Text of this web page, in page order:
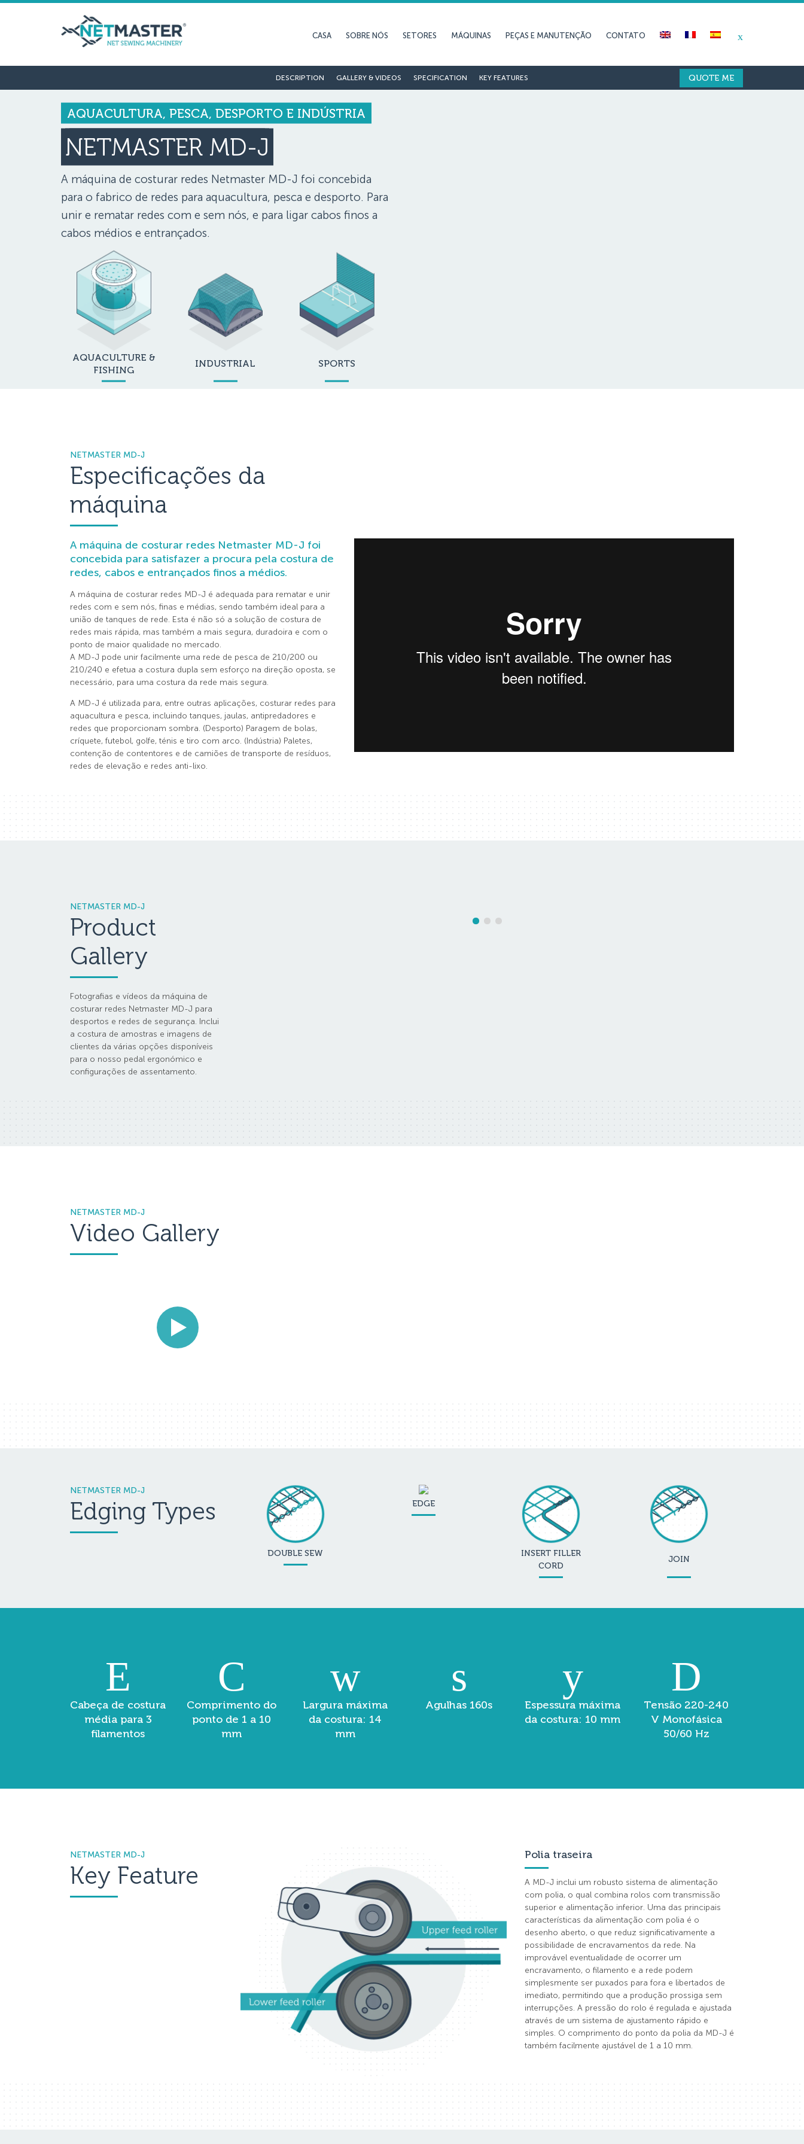
CASA SOBRE NÓS SETORES MÁQUINAS PEÇAS E MANUTENÇÃO CONTATO
DESCRIPTION GALLERY & VIDEOS SPECIFICATION KEY FEATURES QUOTE ME
AQUACULTURA, PESCA, DESPORTO E INDÚSTRIA
NETMASTER MD-J
A máquina de costurar redes Netmaster MD-J foi concebida
para o fabrico de redes para aquacultura, pesca e desporto. Para
unir e rematar redes com e sem nós, e para ligar cabos finos a
cabos médios e entrançados.
AQUACULTURE &
FISHING
INDUSTRIAL SPORTS
NETMASTER MD-J
Especificações da
máquina
A máquina de costurar redes Netmaster MD-J foi
concebida para satisfazer a procura pela costura de
redes, cabos e entrançados finos a médios.
A máquina de costurar redes MD-J é adequada para rematar e unir
redes com e sem nós, finas e médias, sendo também ideal para a
união de tanques de rede. Esta é não só a solução de costura de
redes mais rápida, mas também a mais segura, duradoira e com o
ponto de maior qualidade no mercado.
A MD-J pode unir facilmente uma rede de pesca de 210/200 ou
210/240 e efetua a costura dupla sem esforço na direção oposta, se
necessário, para uma costura da rede mais segura.
A MD-J é utilizada para, entre outras aplicações, costurar redes para
aquacultura e pesca, incluindo tanques, jaulas, antipredadores e
redes que proporcionam sombra. (Desporto) Paragem de bolas,
críquete, futebol, golfe, ténis e tiro com arco. (Indústria) Paletes,
contenção de contentores e de camiões de transporte de resíduos,
redes de elevação e redes anti-lixo.
NETMASTER MD-J
Product
Gallery
Fotografias e vídeos da máquina de
costurar redes Netmaster MD-J para
desportos e redes de segurança. Inclui
a costura de amostras e imagens de
clientes da várias opções disponíveis
para o nosso pedal ergonómico e
configurações de assentamento.
NETMASTER MD-J
Video Gallery
NETMASTER MD-J
Edging Types
DOUBLE SEW
EDGE
INSERT FILLER
CORD
JOIN
Cabeça de costura
média para 3
filamentos
Comprimento do
ponto de 1 a 10
mm
Largura máxima
da costura: 14
mm
Agulhas 160s
Espessura máxima
da costura: 10 mm
Tensão 220-240
V Monofásica
50/60 Hz
NETMASTER MD-J
Key Feature
Polia traseira
A MD-J inclui um robusto sistema de alimentação
com polia, o qual combina rolos com transmissão
superior e alimentação inferior. Uma das principais
características da alimentação com polia é o
desenho aberto, o que reduz significativamente a
possibilidade de encravamentos da rede. Na
improvável eventualidade de ocorrer um
encravamento, o filamento e a rede podem
simplesmente ser puxados para fora e libertados de
imediato, permitindo que a produção prossiga sem
interrupções. A pressão do rolo é regulada e ajustada
através de um sistema de ajustamento rápido e
simples. O comprimento do ponto da polia da MD-J é
também facilmente ajustável de 1 a 10 mm.